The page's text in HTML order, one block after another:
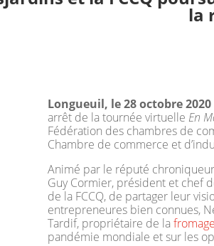
la
Longueuil, le 28 octobre
arrêt de la tournée virtuelle En
Fédération des chambres de
Chambre de commerce et
Animé par le réputé
Guy Cormier, président et chef
de la FCCQ, de partager leur
entrepreneures bien connues,
Tardif, propriétaire de la
pandémie mondiale et sur les